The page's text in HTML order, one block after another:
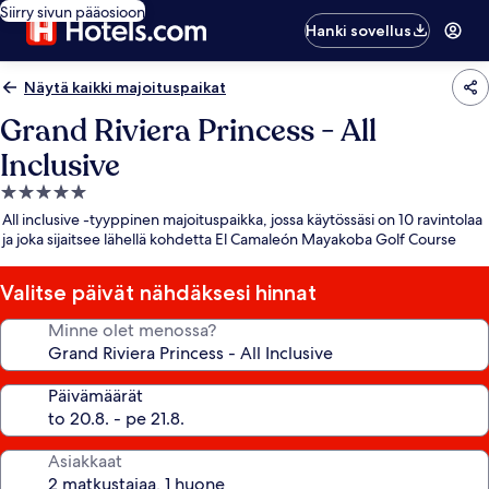
Siirry sivun pääosioon
Hanki sovellus
Näytä kaikki majoituspaikat
Grand Riviera Princess - All
Inclusive
5.0
tähden
majoituspaikka
All inclusive -tyyppinen majoituspaikka, jossa käytössäsi on 10 ravintolaa
ja joka sijaitsee lähellä kohdetta El Camaleón Mayakoba Golf Course
Valitse päivät nähdäksesi hinnat
Minne olet menossa?
Päivämäärät
Asiakkaat